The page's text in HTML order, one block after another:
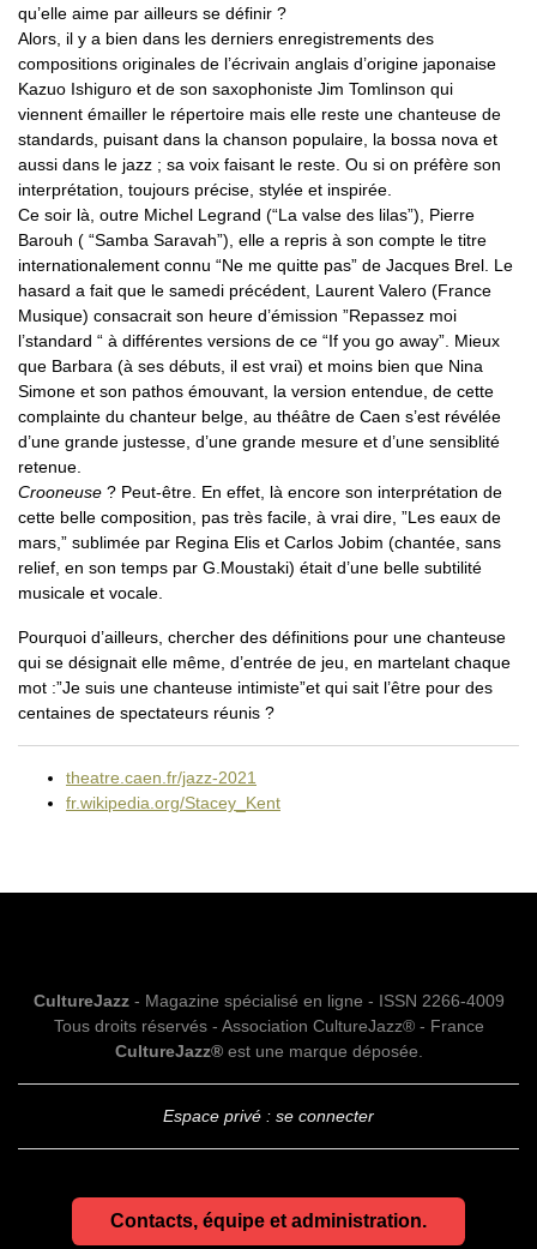
qu’elle aime par ailleurs se définir ?
Alors, il y a bien dans les derniers enregistrements des
compositions originales de l’écrivain anglais d’origine japonaise
Kazuo Ishiguro et de son saxophoniste Jim Tomlinson qui
viennent émailler le répertoire mais elle reste une chanteuse de
standards, puisant dans la chanson populaire, la bossa nova et
aussi dans le jazz ; sa voix faisant le reste. Ou si on préfère son
interprétation, toujours précise, stylée et inspirée.
Ce soir là, outre Michel Legrand (“La valse des lilas”), Pierre
Barouh ( “Samba Saravah”), elle a repris à son compte le titre
internationalement connu “Ne me quitte pas” de Jacques Brel. Le
hasard a fait que le samedi précédent, Laurent Valero (France
Musique) consacrait son heure d’émission ”Repassez moi
l’standard “ à différentes versions de ce “If you go away”. Mieux
que Barbara (à ses débuts, il est vrai) et moins bien que Nina
Simone et son pathos émouvant, la version entendue, de cette
complainte du chanteur belge, au théâtre de Caen s’est révélée
d’une grande justesse, d’une grande mesure et d’une sensiblité
retenue.
Crooneuse ? Peut-être. En effet, là encore son interprétation de
cette belle composition, pas très facile, à vrai dire, ”Les eaux de
mars,” sublimée par Regina Elis et Carlos Jobim (chantée, sans
relief, en son temps par G.Moustaki) était d’une belle subtilité
musicale et vocale.
Pourquoi d’ailleurs, chercher des définitions pour une chanteuse
qui se désignait elle même, d’entrée de jeu, en martelant chaque
mot :”Je suis une chanteuse intimiste”et qui sait l’être pour des
centaines de spectateurs réunis ?
theatre.caen.fr/jazz-2021
fr.wikipedia.org/Stacey_Kent
CultureJazz- Magazine spécialisé en ligne - ISSN 2266-4009
Tous droits réservés - Association CultureJazz® - France
CultureJazz®est une marque déposée.
Espace privé : se connecter
Contacts, équipe et administration.